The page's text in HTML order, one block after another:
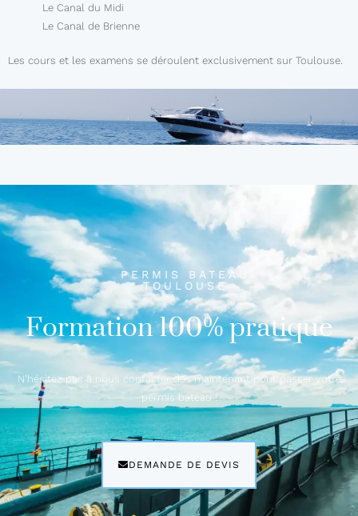
Le Canal du Midi
Le Canal de Brienne
Les cours et les examens se déroulent exclusivement sur Toulouse.
PERMIS BATEAU
TOULOUSE
Formation 100% pratique
N’hésitez pas à nous contacter dès maintenant pour passer votre
permis bateau !
DEMANDE DE DEVIS